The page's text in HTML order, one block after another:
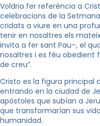
Voldria fer referència a
celebracions de la
cridats a viure en una
tenir en nosaltres els
invita a fer sant Pau–, el
nosaltres i es féu
de creu”.
Cristo es la figura principal
entrando en la ciudad de
apóstoles que subían a
que transformarían sus
humanidad.